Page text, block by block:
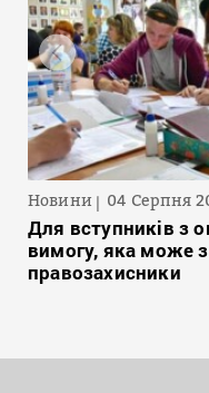
Новини 04 Серпня
Для вступників з
вимогу, яка може
правозахисники